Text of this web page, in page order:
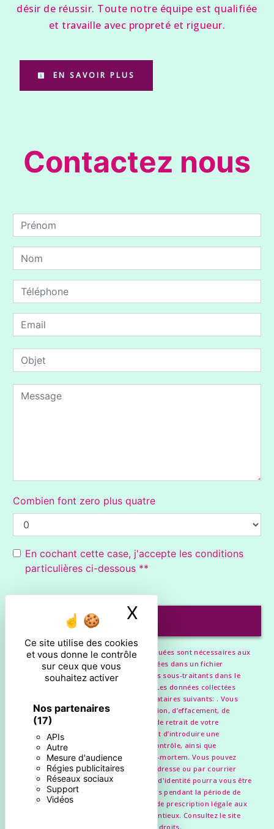
Ce site utilise des cookies
et vous donne le contrôle
sur ceux que vous
souhaitez activer
Nos partenaires
(17)
APIs
Autre
Mesure d'audience
Régies publicitaires
Réseaux sociaux
Support
Vidéos
X Masquer le
désir de réussir. Toute notre équipe est qualifiée
et travaille avec propreté et rigueur.
EN SAVOIR PLUS
Contactez nous
Combien font zero plus quatre
En cochant cette case, j'accepte les conditions
particulières ci-dessous **
ENVOYER
** Les données personnelles communiquées sont nécessaires aux
fins de vous contacter et sont enregistrées dans un fichier
informatisé. Elles sont destinées à et ses sous-traitants dans le
seul but de répondre à votre message. Les données collectées
seront communiquées aux seuls destinataires suivants: . Vous
disposez de droits d’accès, de rectification, d’effacement, de
portabilité, de limitation, d’opposition, de retrait de votre
consentement à tout moment et du droit d’introduire une
réclamation auprès d’une autorité de contrôle, ainsi que
d’organiser le sort de vos données post-mortem. Vous pouvez
exercer ces droits par voie postale à l'adresse ou par courrier
électronique à l'adresse . Un justificatif d'identité pourra vous être
demandé. Nous conservons vos données pendant la période de
prise de contact puis pendant la durée de prescription légale aux
fins probatoires et de gestion des contentieux. Consultez le site
cnil.fr pour plus d’informations sur vos droits.